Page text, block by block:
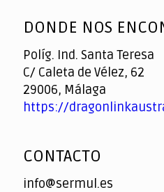
of
DONDE NOS
Políg. Ind. Santa Teresa
C/ Caleta de Vélez, 62
29006, Málaga
https://
CONTACTO
info@sermul.es